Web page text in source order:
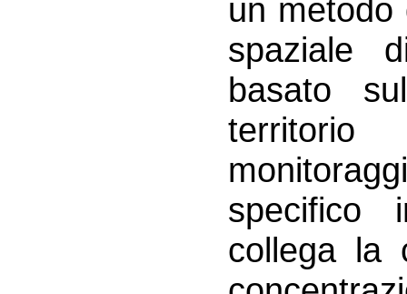
un metodo
spaziale
basato
specifico
collega la